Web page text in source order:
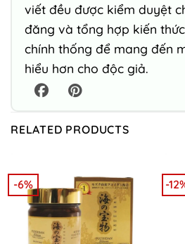
viết đều được kiểm duyệt
đăng và tổng hợp kiến
chính thống để mang đến
hiểu hơn cho độc giả.
RELATED PRODUCTS
-6% -